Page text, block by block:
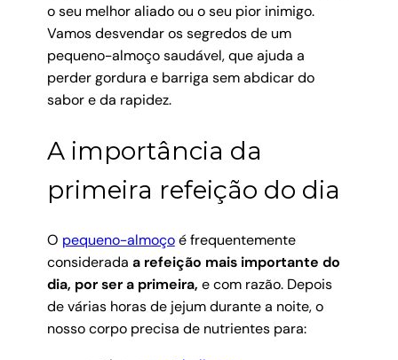
o seu melhor aliado ou o seu pior inimigo.
Vamos desvendar os segredos de um
pequeno-almoço saudável, que ajuda a
perder gordura e barriga sem abdicar do
sabor e da rapidez.
A importância da
primeira refeição do dia
O pequeno-almoçoé frequentemente
considerada a refeição mais importante do
dia, por ser a primeira, e com razão. Depois
de várias horas de jejum durante a noite, o
nosso corpo precisa de nutrientes para: